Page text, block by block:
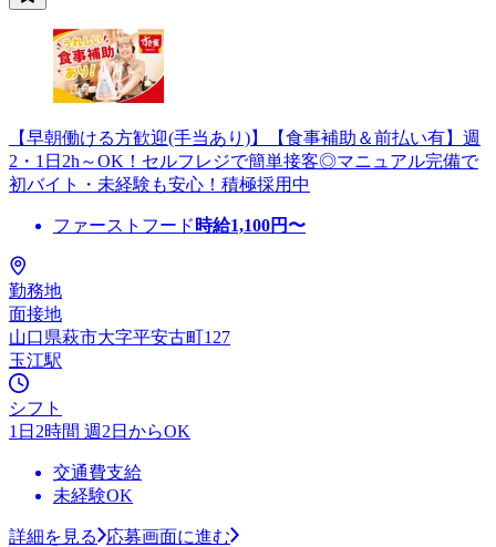
【早朝働ける方歓迎(手当あり)】【食事補助＆前払い有】週
2・1日2h～OK！セルフレジで簡単接客◎マニュアル完備で
初バイト・未経験も安心！積極採用中
ファーストフード 時給1,100円〜
勤務地
面接地
山口県萩市大字平安古町127
玉江駅
シフト
1日2時間 週2日からOK
交通費支給
未経験OK
詳細を見る
応募画面に進む